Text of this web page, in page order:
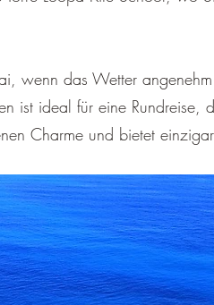
wenn das Wetter
ist ideal für eine Rundreise,
Charme und bietet